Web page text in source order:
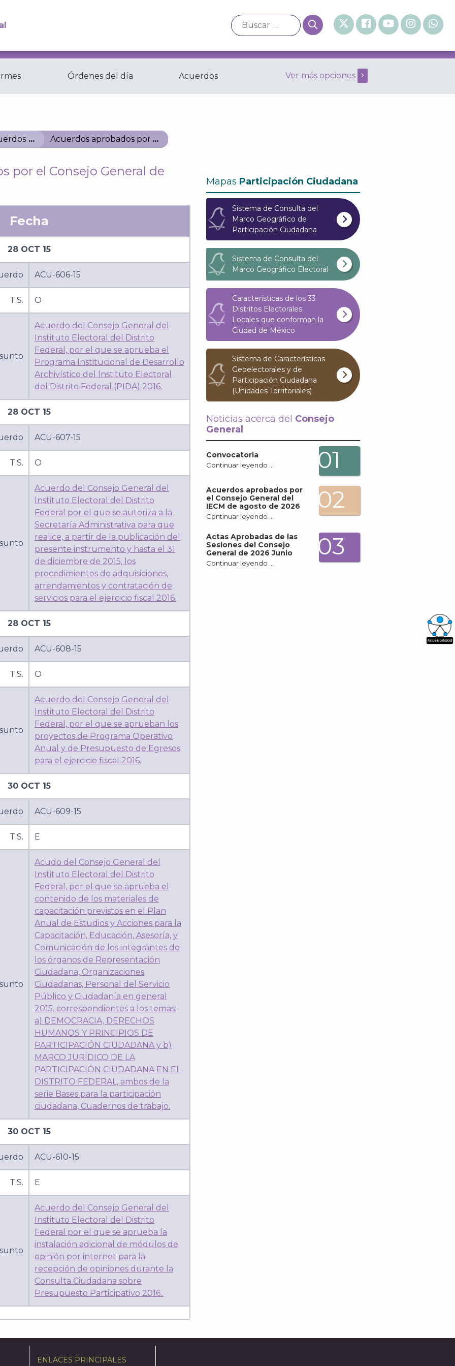
Órdenes del día Acuerdos Ver más opciones
Acuerdos aprobados por el Consejo General de octubre de 2015
por el Consejo General de
Fecha
28 OCT 15
ACU-606-15
T.S. O
Acuerdo del Consejo General del
Instituto Electoral del Distrito
Federal, por el que se aprueba el
Programa Institucional de Desarrollo
Archivístico del lnstituto Electoral
del Distrito Federal (PIDA) 2016.
28 OCT 15
ACU-607-15
T.S. O
Acuerdo del Consejo General del
lnstituto Electoral del Distrito
Federal por el que se autoriza a la
Secretaría Administrativa para que
realice, a partir de la publicación del
presente instrumento y hasta el 31
de diciembre de 2015, los
procedimientos de adquisiciones,
arrendamientos y contratación de
servicios para el ejercicio fiscal 2016.
28 OCT 15
ACU-608-15
T.S. O
Acuerdo del Consejo General del
lnstituto Electoral del Distrito
Federal, por el que se aprueban los
proyectos de Programa Operativo
Anual y de Presupuesto de Egresos
para el ejercicio fiscal 2016.
30 OCT 15
ACU-609-15
T.S. E
Acudo del Consejo General del
Instituto Electoral del Distrito
Federal, por el que se aprueba el
contenido de los materiales de
capacitación previstos en el Plan
Anual de Estudios y Acciones para la
Capacitación, Educación, Asesoría, y
Comunicación de los integrantes de
los órganos de Representación
Ciudadana, Organizaciones
Ciudadanas, Personal del Servicio
Público y Ciudadanía en general
2015, correspondientes a los temas:
a) DEMOCRACIA, DERECHOS
HUMANOS Y PRINCIPIOS DE
PARTICIPACIÓN CIUDADANA y b)
MARCO JURÍDICO DE LA
PARTICIPACIÓN CIUDADANA EN EL
DISTRITO FEDERAL, ambos de la
serie Bases para la participación
ciudadana, Cuadernos de trabajo.
30 OCT 15
ACU-610-15
T.S. E
Acuerdo del Consejo General del
Instituto Electoral del Distrito
Federal por el que se aprueba la
instalación adicional de módulos de
opinión por internet para la
recepción de opiniones durante la
Consulta Ciudadana sobre
Presupuesto Participativo 2016..
Mapas Participación Ciudadana
Sistema de Consulta del
Marco Geográfico de
Participación Ciudadana
Sistema de Consulta del
Marco Geográfico Electoral
Características de los 33
Distritos Electorales
Locales que conforman la
Ciudad de México
Sistema de Características
Geoelectorales y de
Participación Ciudadana
(Unidades Territoriales)
Noticias acerca del Consejo
General
Convocatoria
Continuar leyendo … 01
Acuerdos aprobados por
el Consejo General del
IECM de agosto de 2026
Continuar leyendo …
02
Actas Aprobadas de las
Sesiones del Consejo
General de 2026 Junio
Continuar leyendo …
03
ENLACES PRINCIPALES